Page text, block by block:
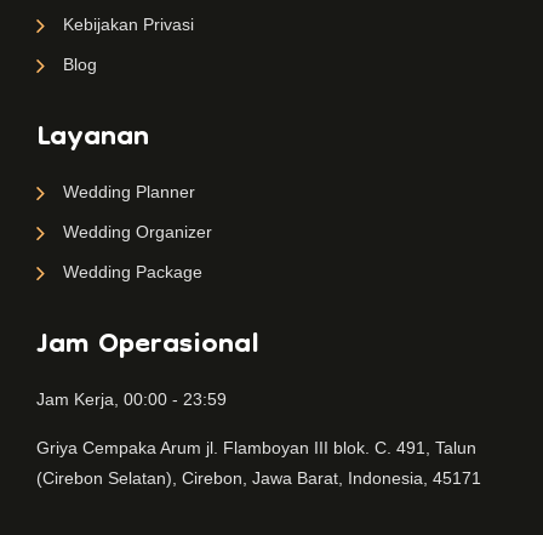
Kebijakan Privasi
Blog
Layanan
Wedding Planner
Wedding Organizer
Wedding Package
Jam Operasional
Jam Kerja, 00:00 - 23:59
Griya Cempaka Arum jl. Flamboyan III blok. C. 491, Talun
(Cirebon Selatan), Cirebon, Jawa Barat, Indonesia, 45171